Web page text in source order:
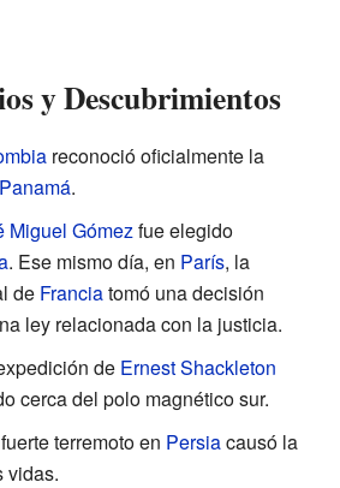
y Descubrimientos
reconoció oficialmente la
Panamá.
Miguel Gómezfue elegido
. Ese mismo día, en París, la
de Franciatomó una decisión
ley relacionada con la justicia.
de Ernest Shackleton
cerca del polo magnético sur.
terremoto en Persiacausó la
vidas.